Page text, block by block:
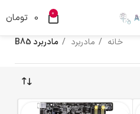
0
0 تومان
خانه مادربرد مادربرد B85